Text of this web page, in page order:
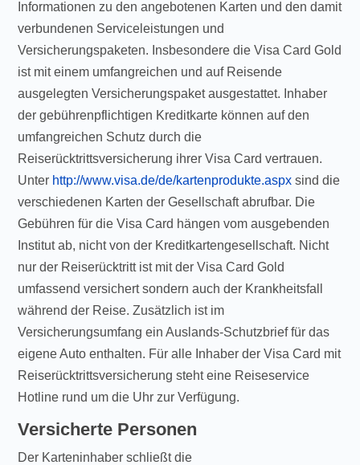
Informationen zu den angebotenen Karten und den damit
verbundenen Serviceleistungen und
Versicherungspaketen. Insbesondere die Visa Card Gold
ist mit einem umfangreichen und auf Reisende
ausgelegten Versicherungspaket ausgestattet. Inhaber
der gebührenpflichtigen Kreditkarte können auf den
umfangreichen Schutz durch die
Reiserücktrittsversicherung ihrer Visa Card vertrauen.
Unter http://www.visa.de/de/kartenprodukte.aspx sind die
verschiedenen Karten der Gesellschaft abrufbar. Die
Gebühren für die Visa Card hängen vom ausgebenden
Institut ab, nicht von der Kreditkartengesellschaft. Nicht
nur der Reiserücktritt ist mit der Visa Card Gold
umfassend versichert sondern auch der Krankheitsfall
während der Reise. Zusätzlich ist im
Versicherungsumfang ein Auslands-Schutzbrief für das
eigene Auto enthalten. Für alle Inhaber der Visa Card mit
Reiserücktrittsversicherung steht eine Reiseservice
Hotline rund um die Uhr zur Verfügung.
Versicherte Personen
Der Karteninhaber schließt die